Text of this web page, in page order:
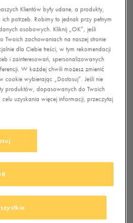
1/1
Klientów były udane, a produkty,
potrzeb. Robimy to jednak przy pełnym
osobowych. Kliknij „OK”, jeśli
Twoich zachowaniach na naszej stronie
dla Ciebie treści, w tym rekomendacji
i zainteresowań, spersonalizowanych
W każdej chwili możesz zmienić
wybierając „Dostosuj”. Jeśli nie
produktów, dopasowanych do Twoich
uzyskania więcej informacji, przeczytaj